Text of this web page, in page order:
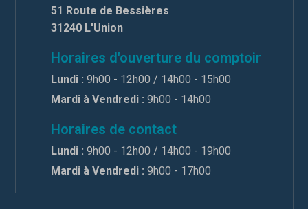
51 Route de Bessières
31240 L'Union
Horaires d'ouverture du comptoir
Lundi : 9h00 - 12h00 / 14h00 - 15h00
Mardi à Vendredi : 9h00 - 14h00
Horaires de contact
Lundi : 9h00 - 12h00 / 14h00 - 19h00
Mardi à Vendredi : 9h00 - 17h00